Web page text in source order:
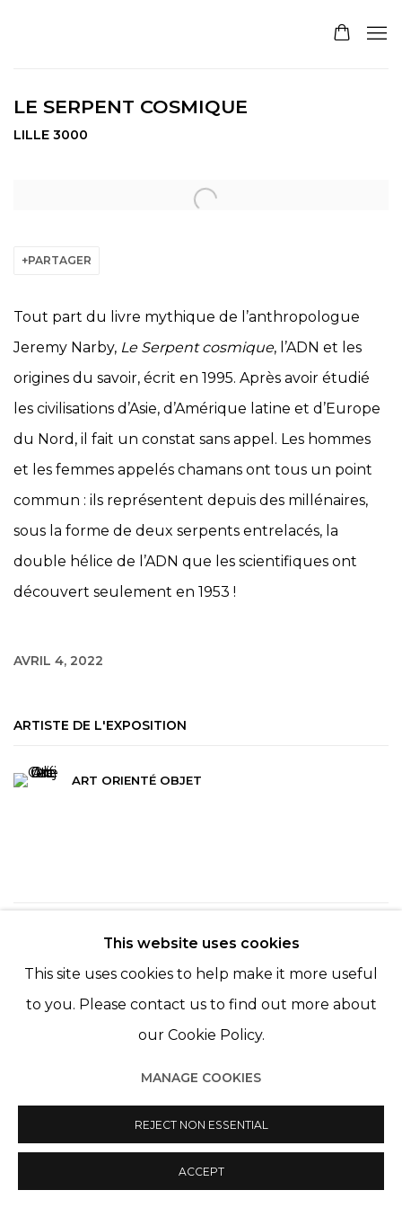
LE SERPENT COSMIQUE
LILLE 3000
Open a larger version of the following image in a
PARTAGER
Tout part du livre mythique de l’anthropologue
Jeremy Narby, Le Serpent cosmique, l’ADN et les
origines du savoir, écrit en 1995. Après avoir étudié
les civilisations d’Asie, d’Amérique latine et d’Europe
du Nord, il fait un constat sans appel. Les hommes
et les femmes appelés chamans ont tous un point
commun : ils représentent depuis des millénaires,
sous la forme de deux serpents entrelacés, la
double hélice de l’ADN que les scientifiques ont
découvert seulement en 1953 !
AVRIL 4, 2022
ARTISTE DE L'EXPOSITION
ART ORIENTÉ OBJET
RETOUR
© 2022 LES FILLES DU CALVAIRE SITE BY ARTLOGIC
This website uses cookies
This site uses cookies to help make it more useful
to you. Please contact us to find out more about
our Cookie Policy.
MANAGE COOKIES
REJECT NON ESSENTIAL
ACCEPT